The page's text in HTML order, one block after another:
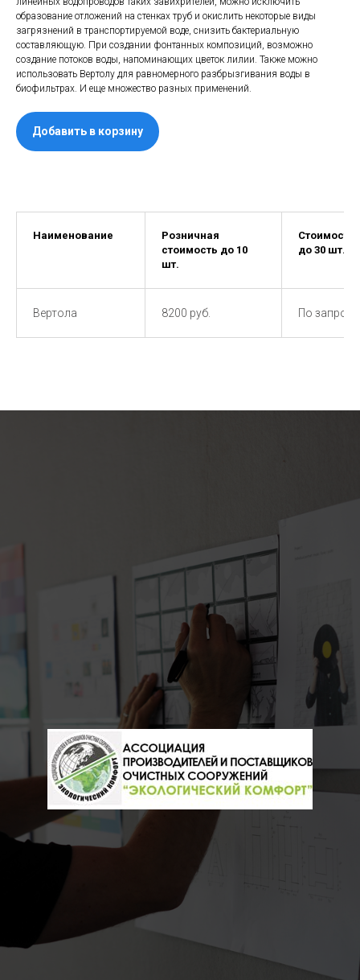
образование отложений на стенках труб и окислить некоторые виды
загрязнений в транспортируемой воде, снизить бактериальную
составляющую. При создании фонтанных композиций, возможно
создание потоков воды, напоминающих цветок лилии. Также можно
использовать Вертолу для равномерного разбрызгивания воды в
биофильтрах. И еще множество разных применений.
Добавить в корзину
Наименование
Розничная
стоимость до 10
шт.
Стоимость
до 30 шт.
Вертола 8200 руб. По запросу